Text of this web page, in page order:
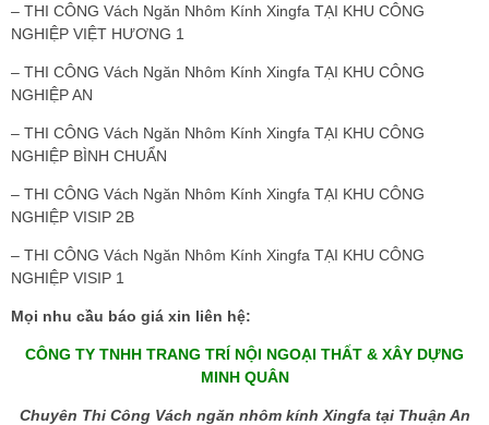
– THI CÔNG Vách Ngăn Nhôm Kính Xingfa TẠI KHU CÔNG
NGHIỆP VIỆT HƯƠNG 1
– THI CÔNG Vách Ngăn Nhôm Kính Xingfa TẠI KHU CÔNG
NGHIỆP AN
– THI CÔNG Vách Ngăn Nhôm Kính Xingfa TẠI KHU CÔNG
NGHIỆP BÌNH CHUẨN
– THI CÔNG Vách Ngăn Nhôm Kính Xingfa TẠI KHU CÔNG
NGHIỆP VISIP 2B
– THI CÔNG Vách Ngăn Nhôm Kính Xingfa TẠI KHU CÔNG
NGHIỆP VISIP 1
Mọi nhu cầu báo giá xin liên hệ:
CÔNG TY TNHH TRANG TRÍ NỘI NGOẠI THẤT & XÂY DỰNG
MINH QUÂN
Chuyên Thi Công Vách ngăn nhôm kính Xingfa tại Thuận An